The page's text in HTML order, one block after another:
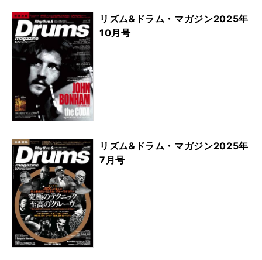
リズム&ドラム・マガジン2025年
10月号
リズム&ドラム・マガジン2025年
7月号